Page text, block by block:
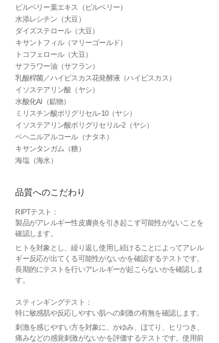
ビルベリー葉エキス（ビルベリー）
水添レシチン（大豆）
ダイズステロール（大豆）
キサントフィル（マリーゴールド）
トコフェロール（大豆）
サフラワー油（サフラン）
乳酸桿菌／ハイビスカス花発酵液（ハイビスカス）
イソステアリン酸（ヤシ）
水酸化AI（鉱物）
ミリスチン酸ポリグリセル-10（ヤシ）
イソステアリン酸ポリグリセリル-2（ヤシ）
ベヘニルアルコール（ナタネ）
キサンタンガム（糖）
海塩（海水）
品質へのこだわり
RIPTテスト：
製品がアレルギー性皮膚炎を引き起こす可能性がないことを
確認します。
ヒトを対象とし、繰り返し使用し続けることによってアレル
ギー反応が出てくる可能性がないかを確認するテストです。
長期的にテストを行いアレルギーが起こらないかを確認しま
す。
スティンギングテスト：
特に敏感肌や反応しやすい肌への刺激の有無を確認します。
刺激を感じやすい方を対象に、かゆみ、ほてり、ヒリつき、
痛みなどの感覚刺激がないかを評価するテストです。使用前